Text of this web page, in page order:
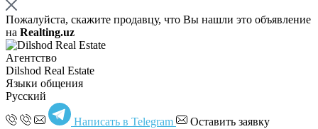
Пожалуйста, скажите продавцу, что Вы нашли это объявление
на Realting.uz
Агентство
Dilshod Real Estate
Языки общения
Русский
Написать в Telegram Оставить заявку